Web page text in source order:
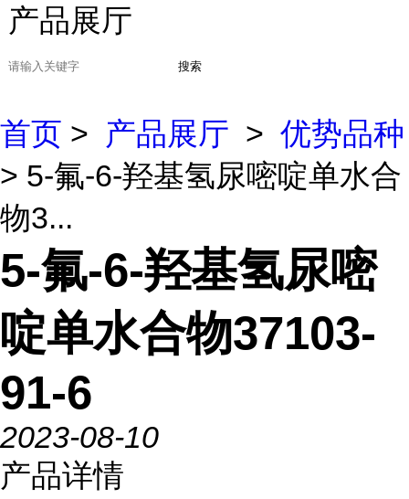
产品展厅
搜索
首页 > 产品展厅 > 优势品种
> 5-氟-6-羟基氢尿嘧啶单水合
物3...
5-氟-6-羟基氢尿嘧
啶单水合物37103-
91-6
2023-08-10
产品详情